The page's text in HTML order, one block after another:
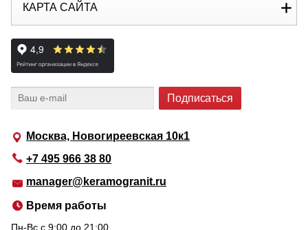
Москва, Новогиреевская 10к1
+7 495 966 38 80
manager@keramogranit.ru
Время работы
Пн-Вс c 9:00 до 21:00
КАРТА САЙТА